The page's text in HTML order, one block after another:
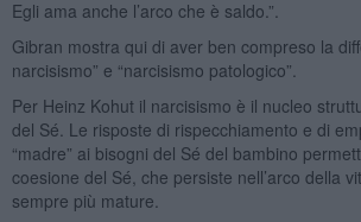
Egli ama anche l’arco che è saldo.”.
Gibran mostra qui di aver ben compreso la
narcisismo” e “narcisismo patologico”.
Per Heinz Kohut il narcisismo è il nucleo
del Sé. Le risposte di rispecchiamento e di
“madre” ai bisogni del Sé del bambino
coesione del Sé, che persiste nell’arco della
sempre più mature.